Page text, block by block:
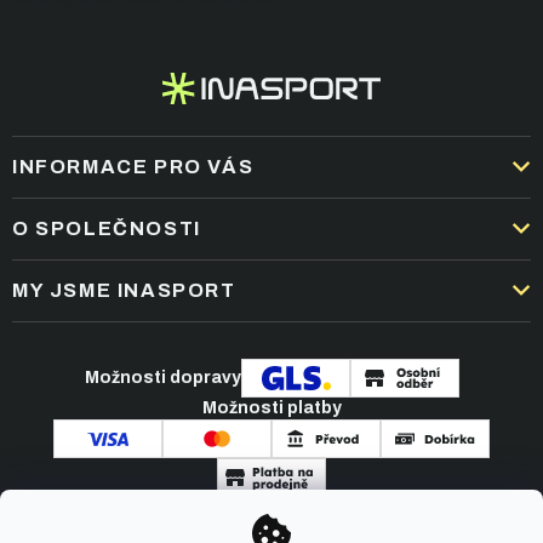
INFORMACE PRO VÁS
DOPRAVA A PLATBA
OBCHODNÍ PODMÍNKY
REKLAMACE A VRÁCENÍ ZBOŽÍ
PODMÍNKY AKCÍ
O SPOLEČNOSTI
KARIÉRA
NEJČASTĚJŠÍ OTÁZKY
MY JSME INASPORT
ČLÁNKY A NOVINKY
KONTAKT
Možnosti dopravy
Možnosti platby